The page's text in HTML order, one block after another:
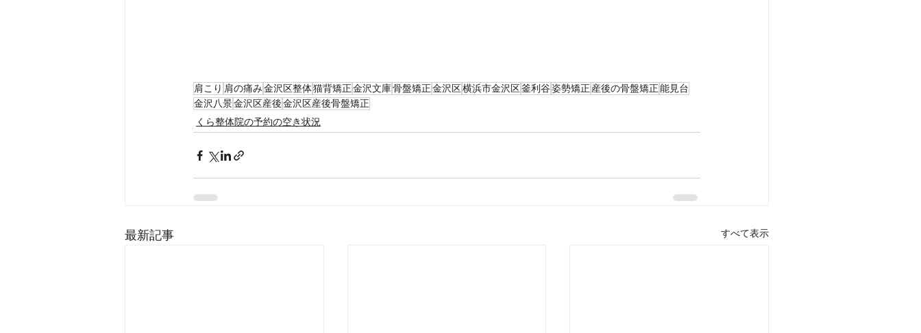
肩こり 肩の痛み金沢区整体猫背矯正金沢文庫骨盤矯正金沢区横浜市金沢区釜利谷姿勢矯正 産後の骨盤矯正能見台
金沢八景金沢区産後金沢区産後骨盤矯正
くら整体院の予約の空き状況
最新記事 すべて表示